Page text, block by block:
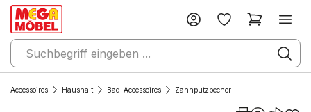
Accessoires Haushalt Bad-Accessoires Zahnputzbecher